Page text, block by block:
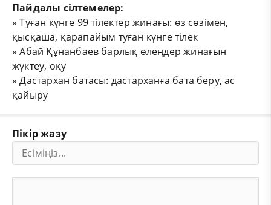
Пайдалы сілтемелер:
»Туған күнге 99 тілектер жинағы: өз сөзімен,
қысқаша, қарапайым туған күнге тілек
»Абай Құнанбаев барлық өлеңдер жинағын
жүктеу, оқу
»Дастархан батасы: дастарханға бата беру, ас
қайыру
Пікір жазу